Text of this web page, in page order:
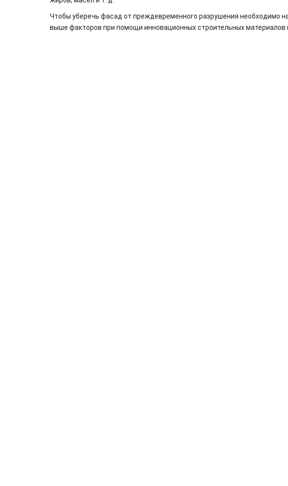
Чтобы уберечь фасад от преждевременного разрушения необходимо
выше факторов при помощи инновационных строительных материалов